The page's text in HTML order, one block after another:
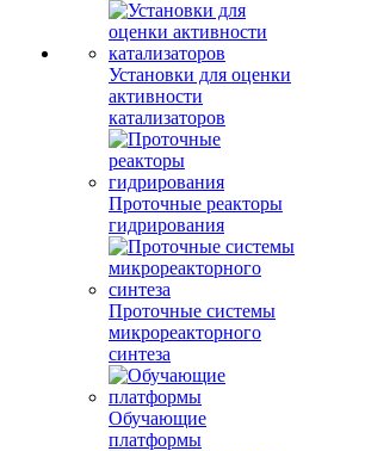
Установки для оценки
активности
катализаторов
Проточные реакторы
гидрирования
Проточные системы
микрореакторного
синтеза
Обучающие
платформы